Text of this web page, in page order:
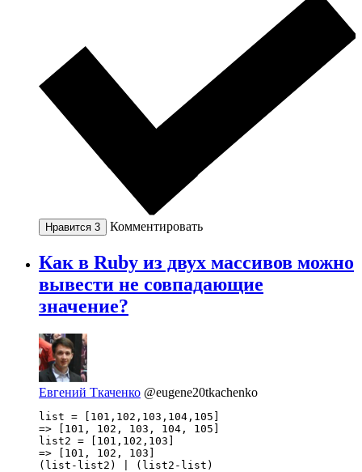
Нравится 3 Комментировать
Как в Ruby из двух массивов можно
вывести не совпадающие
значение?
Евгений Ткаченко @eugene20tkachenko
list = [101,102,103,104,105]
=> [101, 102, 103, 104, 105]
list2 = [101,102,103]
=> [101, 102, 103]
(list-list2) | (list2-list)